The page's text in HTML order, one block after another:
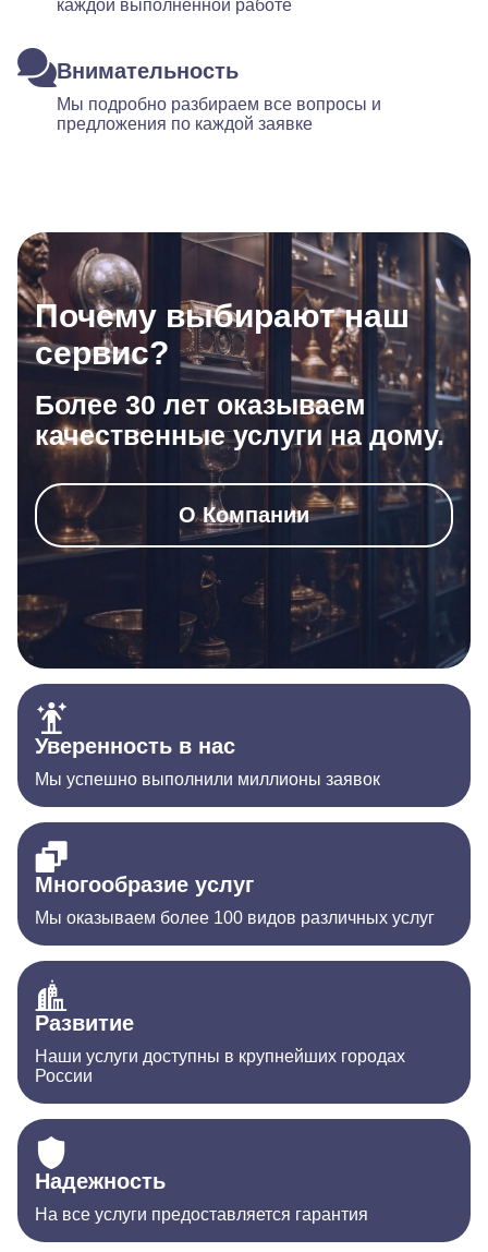
каждой выполненной работе
Внимательность
Мы подробно разбираем все вопросы и
предложения по каждой заявке
Почему выбирают наш
сервис?
Более 30 лет оказываем
качественные услуги на дому.
О Компании
Уверенность в нас
Мы успешно выполнили миллионы заявок
Многообразие услуг
Мы оказываем более 100 видов различных услуг
Развитие
Наши услуги доступны в крупнейших городах
России
Надежность
На все услуги предоставляется гарантия